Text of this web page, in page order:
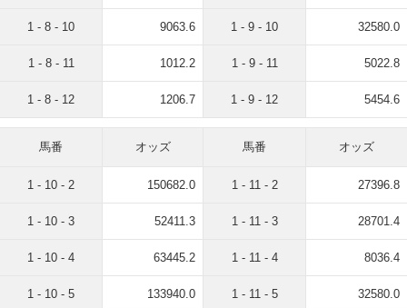
1 - 8 - 10 9063.6
1 - 8 - 11 1012.2
1 - 8 - 12 1206.7
1 - 9 - 10 32580.0
1 - 9 - 11 5022.8
1 - 9 - 12 5454.6
馬番 オッズ
1 - 10 - 2 150682.0
1 - 10 - 3 52411.3
1 - 10 - 4 63445.2
1 - 10 - 5 133940.0
馬番 オッズ
1 - 11 - 2 27396.8
1 - 11 - 3 28701.4
1 - 11 - 4 8036.4
1 - 11 - 5 32580.0